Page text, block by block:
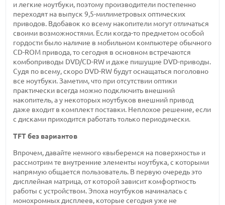
и легкие ноутбуки, поэтому производители постепенно
переходят на выпуск 9,5-милиметровых оптических
приводов. Вдобавок ко всему накопители могут отличаться
своими возможностями. Если когда-то предметом особой
гордости было наличие в мобильном компьютере обычного
CD-ROM привода, то сегодня в основном встречаются
комбоприводы DVD/CD-RW и даже пишущие DVD-приводы.
Судя по всему, скоро DVD-RW будут оснащаться поголовно
все ноутбуки. Заметим, что при отсутствии оптики
практически всегда можно подключить внешний
накопитель, а у некоторых ноутбуков внешний привод
даже входит в комплект поставки. Неплохое решение, если
с дисками приходится работать только периодически.
TFT без вариантов
Впрочем, давайте немного «выберемся на поверхность» и
рассмотрим те внутренние элементы ноутбука, с которыми
напрямую общается пользователь. В первую очередь это
дисплейная матрица, от которой зависит комфортность
работы с устройством. Эпоха ноутбуков начиналась с
монохромных дисплеев, которые сегодня уже не